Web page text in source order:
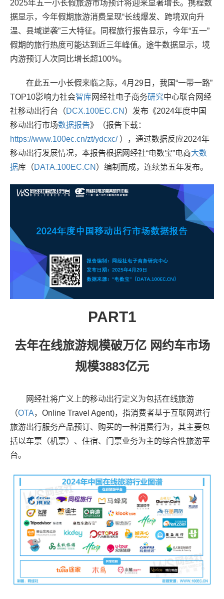
2025年五一小长假旅游市场预计将迎来显著增长。 携程数
据显示，今年假期旅游消费呈现“长线爆发、跨境双向升
温、县域逆袭”三大特征。
同程旅行报告显示，今年“五一”
假期的旅行热度可能达到近三年峰值。途牛数据显示，境
内游预订人次同比增长超100%。
在此五一小长假来临之际， 4月29日，我国“一带一路”
TOP10影响力社会智库网经社电子商务研究中心联合网经
社移动出行台（DCX.100EC.CN ）发布《2024年度中国
移动出行市场数据报告》（报告下载：
https://www.100ec.cn/zt/ydcxc/）， 通过数据反应2024年
移动出行发展情况， 本报告根据网经社“电数宝”电商大数
据库（DATA.100EC.CN ）编制而成，连续第五年发布。
PART1
去年在线旅游规模破万亿 网约车市场
规模3883亿元
网经社将广义上的移动出行定义为包括在线旅游
（OTA，Online Travel Agent)，指消费者基于互联网进行
旅游出行服务产品预订、购买的一种消费行为，其主要包
括以车票（机票）、住宿、门票业务为主的综合性旅游平
台。